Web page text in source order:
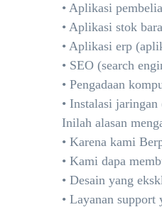
• Aplikasi
• Aplikasi stok
• Aplikasi erp
• SEO (search
• Pengadaan
• Instalasi
Inilah alasan
• Karena kami
• Kami dapa
• Desain yang
• Layanan